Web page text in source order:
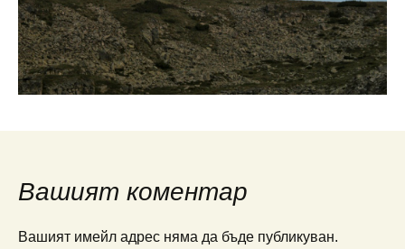
Вашият коментар
Вашият имейл адрес няма да бъде публикуван.